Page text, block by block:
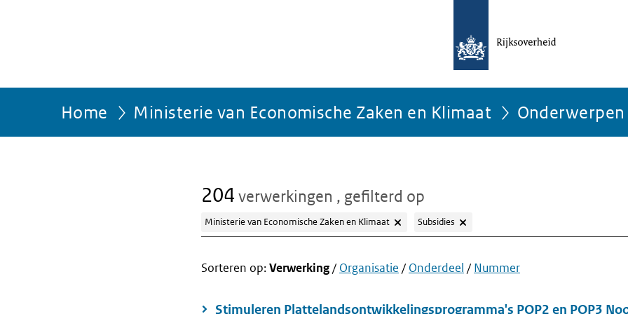
Home Ministerie van Economische Zaken en Klimaat Onderwerpen
204 verwerkingen , gefilterd op
Ministerie van Economische Zaken en Klimaat Subsidies
Sorteren op:Verwerking/ Organisatie / Onderdeel / Nummer
Stimuleren Plattelandsontwikkelingsprogramma's POP2 en POP3